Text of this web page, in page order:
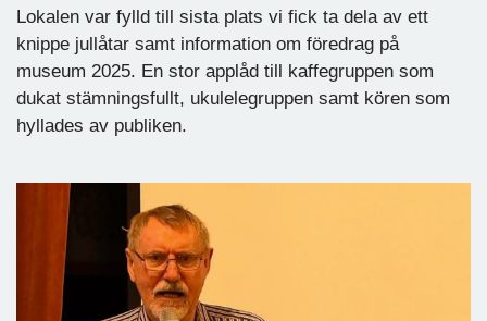
Lokalen var fylld till sista plats vi fick ta dela av ett
knippe jullåtar samt information om föredrag på
museum 2025. En stor applåd till kaffegruppen som
dukat stämningsfullt, ukulelegruppen samt kören som
hyllades av publiken.